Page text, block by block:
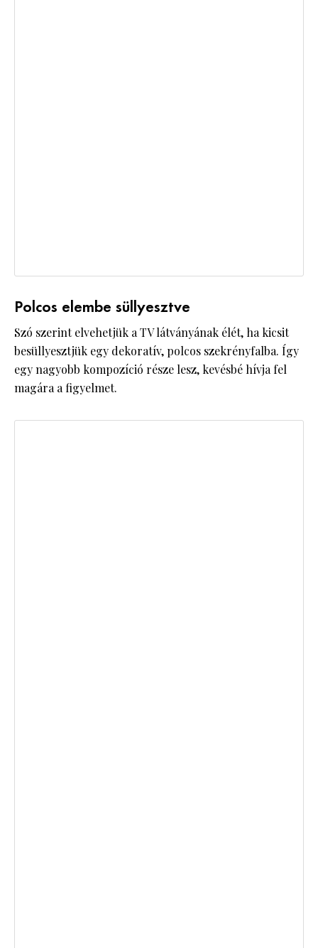
Polcos elembe süllyesztve
Szó szerint elvehetjük a TV látványának élét, ha kicsit
besüllyesztjük egy dekoratív, polcos szekrényfalba. Így
egy nagyobb kompozíció része lesz, kevésbé hívja fel
magára a figyelmet.